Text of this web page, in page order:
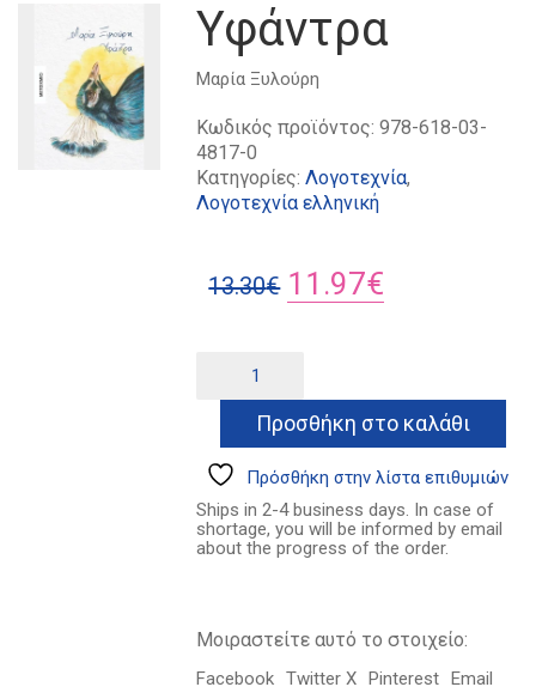
Υφάντρα
Μαρία Ξυλούρη
Κωδικός προϊόντος:978-618-03-
4817-0
Κατηγορίες:Λογοτεχνία,
Λογοτεχνία ελληνική
13.30€ Original
13.30€.
11.97€
είναι:
11.97€.
ποσότητα
Προσθήκη στο καλάθι
Πρόσθήκη στην λίστα επιθυμιών
Ships in 2-4 business days. In case of
shortage, you will be informed by email
about the progress of the order.
Μοιραστείτε αυτό το στοιχείο:
Facebook Twitter X Pinterest Email